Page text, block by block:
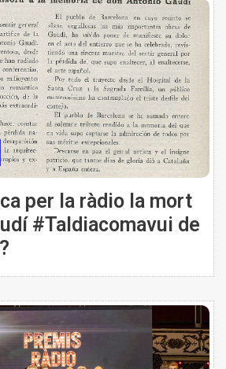
per la ràdio la mort
#Taldiacomavui de